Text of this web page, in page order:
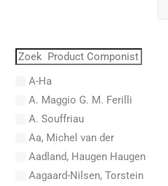
A-Ha
A. Maggio G. M. Ferilli
A. Souffriau
Aa, Michel van der
Aadland, Haugen Haugen
Aagaard-Nilsen, Torstein